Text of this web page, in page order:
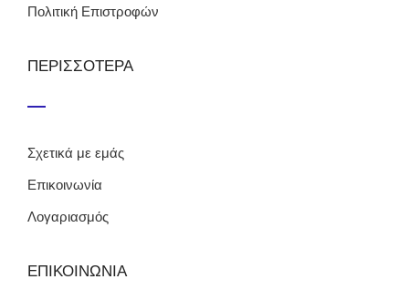
Πολιτική Επιστροφών
ΠΕΡΙΣΣΟΤΕΡΑ
Σχετικά με εμάς
Επικοινωνία
Λογαριασμός
ΕΠΙΚΟΙΝΩΝΙΑ